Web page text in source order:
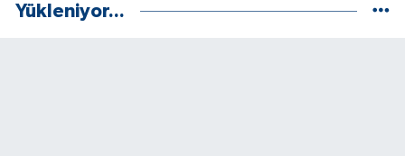
Yükleniyor...